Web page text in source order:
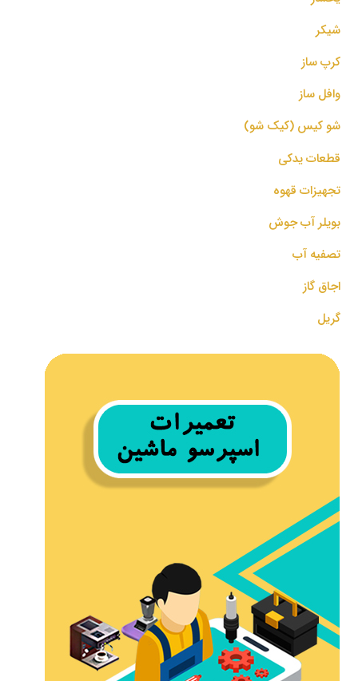
شیکر
کرپ ساز
وافل ساز
شو کیس (کیک شو)
قطعات یدکی
تجهیزات قهوه
بویلر آب جوش
تصفیه آب
اجاق گاز
گریل